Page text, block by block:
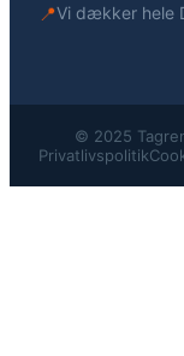
📍Vi dækker hele
© 2025
Privatlivspolitik